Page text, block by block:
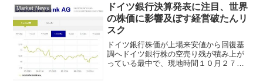
は、東海カーボン...
Market News
ドイツ銀行決算発表に注目、世界
の株価に影響及ぼす経営破たんリ
スク
ドイツ銀行株価が上場来安値から回復基
調へドイツ銀行株の空売り残が積み上が
っている最中で、現地時間１０月２７日